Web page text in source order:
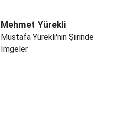
Mehmet Yürekli
Mustafa Yürekli'nin Şiirinde
İmgeler